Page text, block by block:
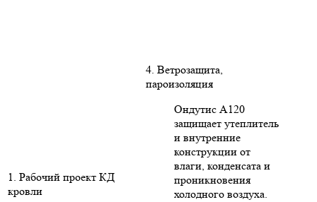
1. Рабочий проект КД
кровли
4. Ветрозащита,
пароизоляция
Ондутис А120
защищает утеплитель
и внутренние
конструкции от
влаги, конденсата и
проникновения
холодного воздуха.